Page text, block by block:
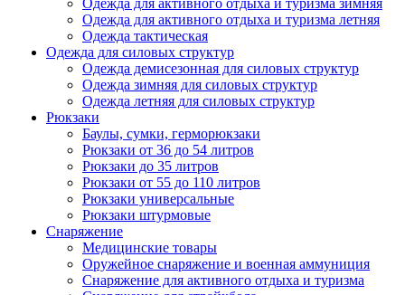
Одежда для активного отдыха и туризма зимняя
Одежда для активного отдыха и туризма летняя
Одежда тактическая
Одежда для силовых структур
Одежда демисезонная для силовых структур
Одежда зимняя для силовых структур
Одежда летняя для силовых структур
Рюкзаки
Баулы, сумки, герморюкзаки
Рюкзаки от 36 до 54 литров
Рюкзаки до 35 литров
Рюкзаки от 55 до 110 литров
Рюкзаки универсальные
Рюкзаки штурмовые
Снаряжение
Медицинские товары
Оружейное снаряжение и военная аммуниция
Снаряжение для активного отдыха и туризма